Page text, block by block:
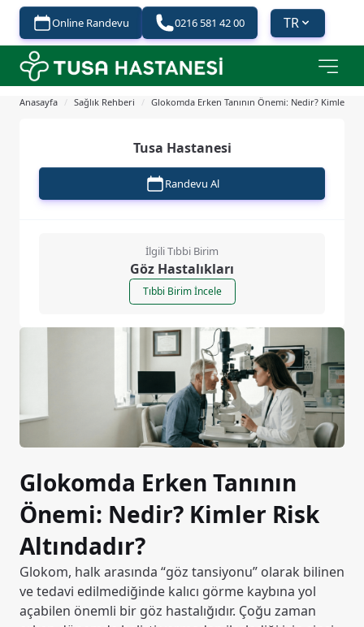
Online Randevu 0216 581 42 00 TR
Anasayfa / Sağlık Rehberi / Glokomda Erken Tanının Önemi: Nedir? Kimler
Tusa Hastanesi
Randevu Al
İlgili Tıbbi Birim
Göz Hastalıkları
Tıbbi Birim İncele
Glokomda Erken Tanının
Önemi: Nedir? Kimler Risk
Altındadır?
Glokom, halk arasında “göz tansiyonu” olarak bilinen
ve tedavi edilmediğinde kalıcı görme kaybına yol
açabilen önemli bir göz hastalığıdır. Çoğu zaman